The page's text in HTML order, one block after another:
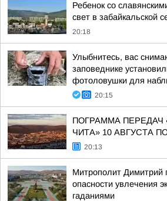
Ребенок со
свет в забайкальской
20:18
Улыбнитесь, вас
заповеднике
фотоловушки для
20:15
ПОГРАММА ПЕРЕДАЧ
ЧИТА» 10 АВГУСТА
20:13
Митрополит Димитрий
опасности увлечения
гаданиями